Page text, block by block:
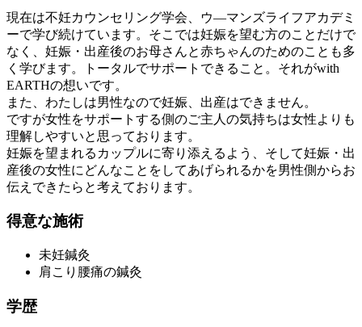
現在は不妊カウンセリング学会、ウ―マンズライフアカデミ
ーで学び続けています。そこでは妊娠を望む方のことだけで
なく、妊娠・出産後のお母さんと赤ちゃんのためのことも多
く学びます。トータルでサポートできること。それがwith
EARTHの想いです。
また、わたしは男性なので妊娠、出産はできません。
ですが女性をサポートする側のご主人の気持ちは女性よりも
理解しやすいと思っております。
妊娠を望まれるカップルに寄り添えるよう、そして妊娠・出
産後の女性にどんなことをしてあげられるかを男性側からお
伝えできたらと考えております。
得意な施術
未妊鍼灸
肩こり腰痛の鍼灸
学歴